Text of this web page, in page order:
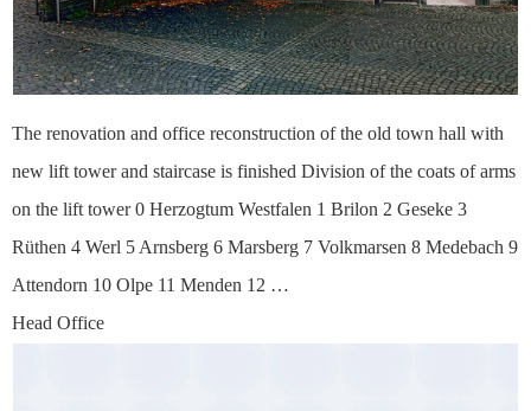
The renovation and office reconstruction of the old town hall with
new lift tower and staircase is finished Division of the coats of arms
on the lift tower 0 Herzogtum Westfalen 1 Brilon 2 Geseke 3
Rüthen 4 Werl 5 Arnsberg 6 Marsberg 7 Volkmarsen 8 Medebach 9
Attendorn 10 Olpe 11 Menden 12 …
Head Office